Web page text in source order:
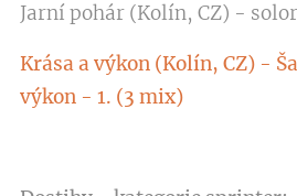
Jarní pohár (Kolín, CZ) -
Krása a výkon (Kolín, CZ) -
výkon - 1. (3 mix)